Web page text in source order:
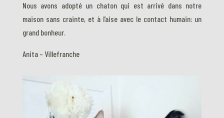
Nous avons adopté un chaton qui est arrivé dans notre
maison sans crainte, et à l’aise avec le contact humain: un
grand bonheur.
Anita – Villefranche